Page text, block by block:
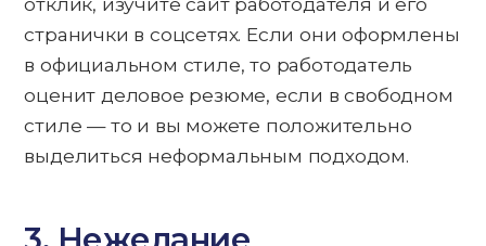
странички в соцсетях. Если они оформлены
в официальном стиле, то работодатель
оценит деловое резюме, если в свободном
стиле — то и вы можете положительно
выделиться неформальным подходом.
3. Нежелание